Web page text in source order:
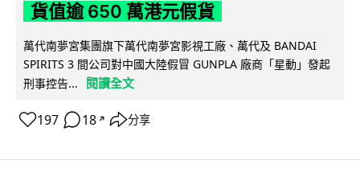
貨值逾 650 萬港元假貨
萬代南夢宮集團旗下萬代南夢宮影視工廠、萬代及 BANDAI
SPIRITS 3 間公司對中國大陸假冒 GUNPLA 廠商「星動」發起
刑事控告...
閱讀全文
197 18 ↗ 分享